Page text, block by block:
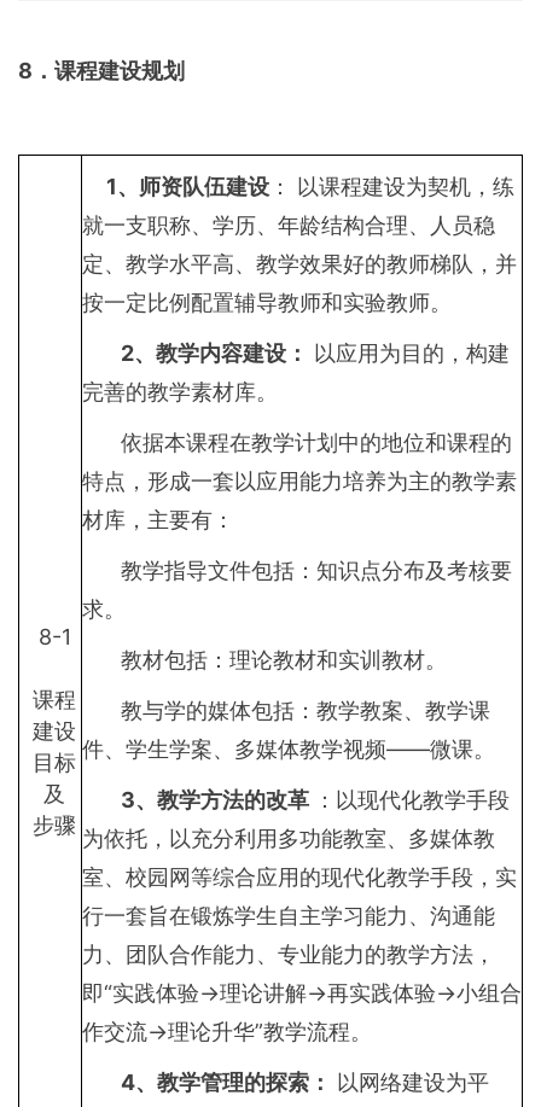
8 ．课程建设规划
8-1
课程
建设
目标
及
步骤
1、师资队伍建设 ： 以课程建设为契机，练
就一支职称、学历、年龄结构合理、人员稳
定、教学水平高、教学效果好的教师梯队，并
按一定比例配置辅导教师和实验教师。
2、教学内容建设：
以应用为目的，构建
完善的教学素材库。
依据本课程在教学计划中的地位和课程的
特点，形成一套以应用能力培养为主的教学素
材库，主要有：
教学指导文件包括：知识点分布及考核要
求。
教材包括：理论教材和实训教材。
教与学的媒体包括：教学教案、教学课
件、学生学案、多媒体教学视频——微课。
3、教学方法的改革 ：以现代化教学手段
为依托，以充分利用多功能教室、多媒体教
室、校园网等综合应用的现代化教学手段，实
行一套旨在锻炼学生自主学习能力、沟通能
力、团队合作能力、专业能力的教学方法，
即“实践体验→理论讲解→再实践体验→小组合
作交流→理论升华”教学流程。
4、教学管理的探索：
以网络建设为平